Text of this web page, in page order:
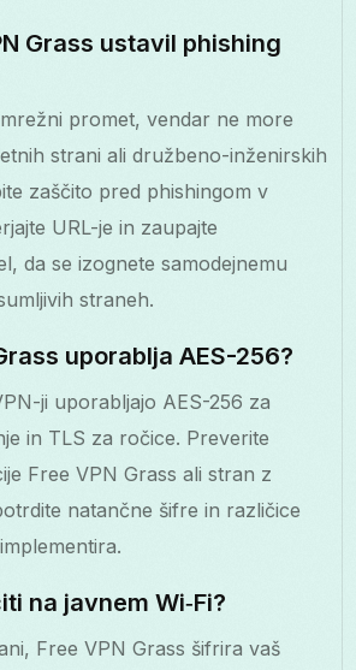
Grass ustavil phishing
promet, vendar ne more
strani ali družbeno-inženirskih
zaščito pred phishingom v
URL-je in zaupajte
da se izognete samodejnemu
straneh.
uporablja AES-256?
ji uporabljajo AES-256 za
in TLS za ročice. Preverite
Free VPN Grass ali stran z
natančne šifre in različice
na javnem Wi‑Fi?
Free VPN Grass šifrira vaš